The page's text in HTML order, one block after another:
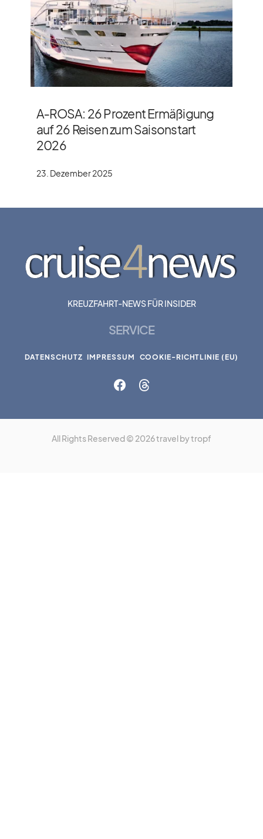
A‑ROSA: 26 Prozent Ermäßigung
auf 26 Reisen zum Saisonstart
2026
23. Dezember 2025
KREUZFAHRT-NEWS FÜR INSIDER
SERVICE
DATENSCHUTZ IMPRESSUM COOKIE-RICHTLINIE (EU)
All Rights Reserved © 2026 travel by tropf